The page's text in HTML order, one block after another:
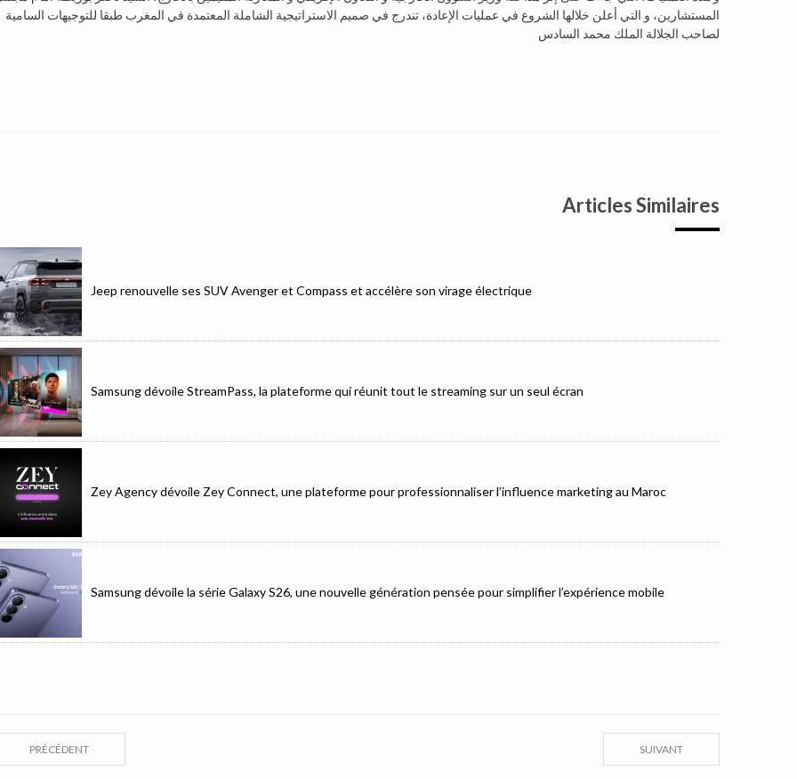
المستشارين، و التي أعلن خلالها الشروع في عمليات الإعادة، تندرج في صميم الاستراتيجية الشاملة المعتمدة في المغرب طبقا للتوجيهات السامية
لصاحب الجلالة الملك محمد السادس
Articles Similaires
Jeep renouvelle ses SUV Avenger et Compass et accélère son virage électrique
Samsung dévoile StreamPass, la plateforme qui réunit tout le streaming sur un seul écran
Zey Agency dévoile Zey Connect, une plateforme pour professionnaliser l’influence marketing au Maroc
Samsung dévoile la série Galaxy S26, une nouvelle génération pensée pour simplifier l’expérience mobile
SUIVANT
PRÉCÉDENT